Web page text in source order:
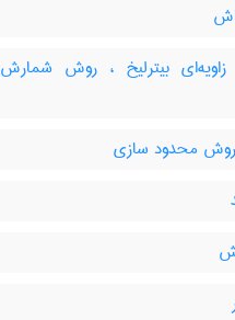
بیترلیخ ، روش شمارش
محدود سازی